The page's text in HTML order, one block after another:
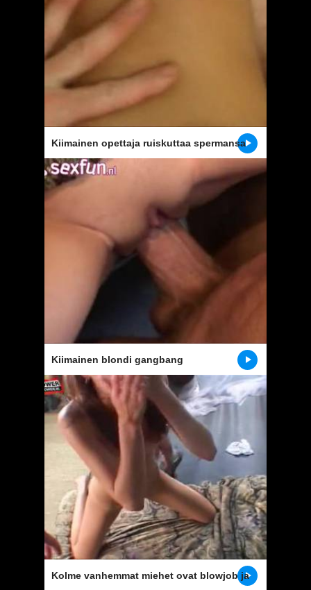
Kiimainen opettaja ruiskuttaa spermansa
edessä hänen oppilaansa
Kiimainen blondi gangbang
Kolme vanhemmat miehet ovat blowjob ja